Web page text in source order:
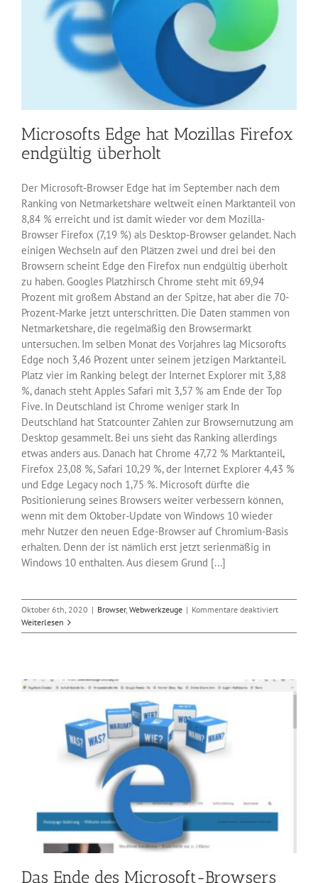
Microsofts Edge hat Mozillas Firefox
endgültig überholt
Der Microsoft-Browser Edge hat im September nach dem
Ranking von Netmarketshare weltweit einen Marktanteil von
8,84 % erreicht und ist damit wieder vor dem Mozilla-
Browser Firefox (7,19 %) als Desktop-Browser gelandet. Nach
einigen Wechseln auf den Plätzen zwei und drei bei den
Browsern scheint Edge den Firefox nun endgültig überholt
zu haben. Googles Platzhirsch Chrome steht mit 69,94
Prozent mit großem Abstand an der Spitze, hat aber die 70-
Prozent-Marke jetzt unterschritten. Die Daten stammen von
Netmarketshare, die regelmäßig den Browsermarkt
untersuchen. Im selben Monat des Vorjahres lag Micsorofts
Edge noch 3,46 Prozent unter seinem jetzigen Marktanteil.
Platz vier im Ranking belegt der Internet Explorer mit 3,88
%, danach steht Apples Safari mit 3,57 % am Ende der Top
Five. In Deutschland ist Chrome weniger stark In
Deutschland hat Statcounter Zahlen zur Browsernutzung am
Desktop gesammelt. Bei uns sieht das Ranking allerdings
etwas anders aus. Danach hat Chrome 47,72 % Marktanteil,
Firefox 23,08 %, Safari 10,29 %, der Internet Explorer 4,43 %
und Edge Legacy noch 1,75 %. Microsoft dürfte die
Positionierung seines Browsers weiter verbessern können,
wenn mit dem Oktober-Update von Windows 10 wieder
mehr Nutzer den neuen Edge-Browser auf Chromium-Basis
erhalten. Denn der ist nämlich erst jetzt serienmäßig in
Windows 10 enthalten. Aus diesem Grund [...]
Oktober 6th, 2020 | Browser, Webwerkzeuge | Kommentare deaktiviertfür
Edge
endgültig
überholt
Weiterlesen
Das Ende des Microsoft-Browsers